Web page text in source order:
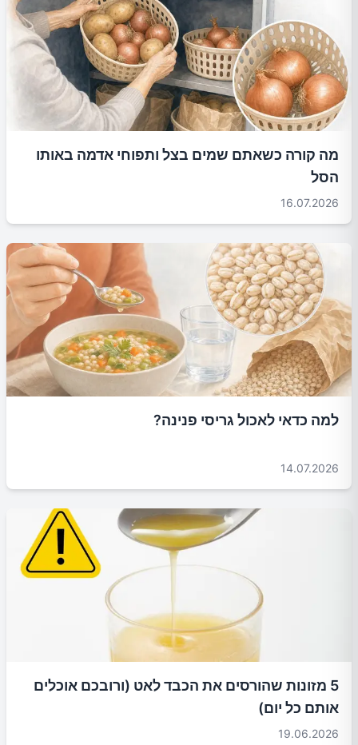
מה קורה כשאתם שמים בצל ותפוחי אדמה באותו
הסל
16.07.2026
למה כדאי לאכול גריסי פנינה?
14.07.2026
5 מזונות שהורסים את הכבד לאט (ורובכם אוכלים
אותם כל יום)
19.06.2026